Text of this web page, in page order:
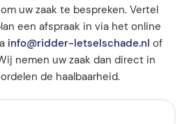
uw zaak te bespreken. Vertel
een afspraak in via het online
info@ridder-letselschade.nl of
nemen uw zaak dan direct in
de haalbaarheid.